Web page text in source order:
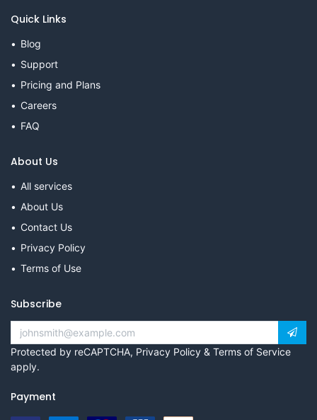
Quick Links
Blog
Support
Pricing and Plans
Careers
FAQ
About Us
All services
About Us
Contact Us
Privacy Policy
Terms of Use
Subscribe
Protected by reCAPTCHA, Privacy Policy & Terms of Service
apply.
Payment